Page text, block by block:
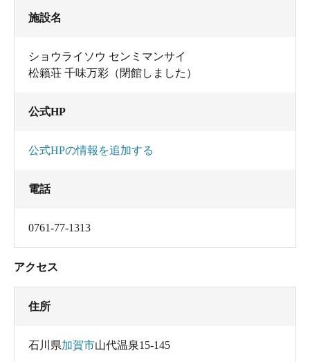
施設名
ショウライソウ センミマンサイ
松籟荘 千味万彩（閉館しました）
公式HP
公式HPの情報を追加する
電話
0761-77-1313
アクセス
住所
石川県加賀市山代温泉15-145